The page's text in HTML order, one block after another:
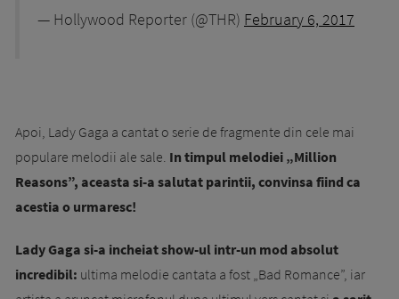
— Hollywood Reporter (@THR) February 6, 2017
Apoi, Lady Gaga a cantat o serie de fragmente din cele mai
populare melodii ale sale. In timpul melodiei „Million
Reasons”, aceasta si-a salutat parintii, convinsa fiind ca
acestia o urmaresc!
Lady Gaga si-a incheiat show-ul intr-un mod absolut
incredibil: ultima melodie cantata a fost „Bad Romance”, iar